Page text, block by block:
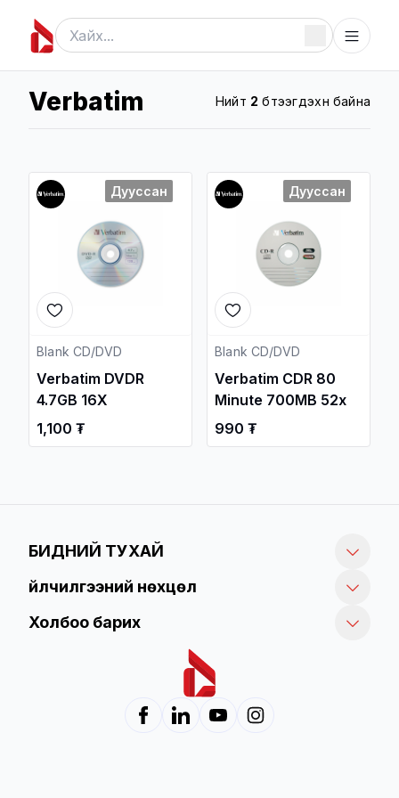
Verbatim Нийт 2 бүтээгдэхүүн байна
Дууссан
Blank CD/DVD
Verbatim DVDR
4.7GB 16X
1,100 ₮
Дууссан
Blank CD/DVD
Verbatim CDR 80
Minute 700MB 52x
990 ₮
БИДНИЙ ТУХАЙ
Үйлчилгээний нөхцөл
Холбоо барих